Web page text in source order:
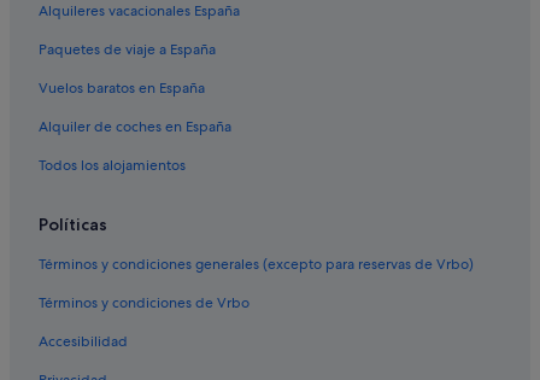
Alquileres vacacionales España
Paquetes de viaje a España
Vuelos baratos en España
Alquiler de coches en España
Todos los alojamientos
Políticas
Términos y condiciones generales (excepto para reservas de Vrbo)
Términos y condiciones de Vrbo
Accesibilidad